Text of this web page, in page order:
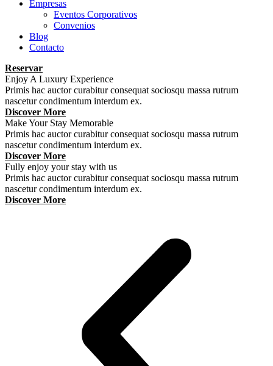
Empresas
Eventos Corporativos
Convenios
Blog
Contacto
Reservar
Enjoy A Luxury Experience
Primis hac auctor curabitur consequat sociosqu massa rutrum
nascetur condimentum interdum ex.
Discover More
Make Your Stay Memorable
Primis hac auctor curabitur consequat sociosqu massa rutrum
nascetur condimentum interdum ex.
Discover More
Fully enjoy your stay with us
Primis hac auctor curabitur consequat sociosqu massa rutrum
nascetur condimentum interdum ex.
Discover More